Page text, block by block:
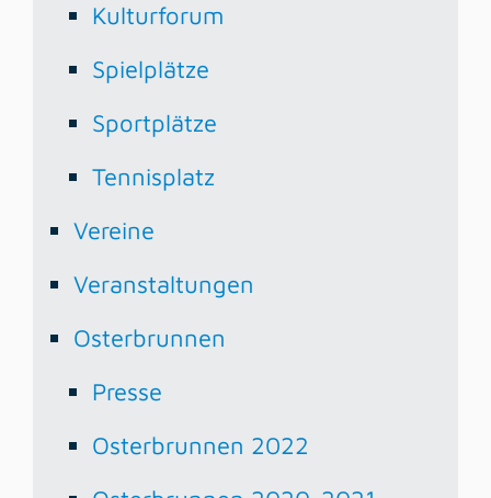
Kulturforum
Spielplätze
Sportplätze
Tennisplatz
Vereine
Veranstaltungen
Osterbrunnen
Presse
Osterbrunnen 2022